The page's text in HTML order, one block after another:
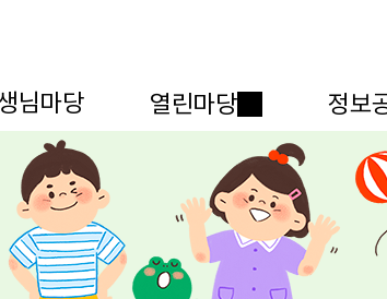
님마당 열린마당 정보